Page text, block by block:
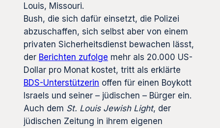
Louis, Missouri.
Bush, die sich dafür einsetzt, die Polizei
abzuschaffen, sich selbst aber von einem
privaten Sicherheitsdienst bewachen lässt,
der Berichten zufolge mehr als 20.000 US-
Dollar pro Monat kostet, tritt als erklärte
BDS-Unterstützerin offen für einen Boykott
Israels und seiner – jüdischen – Bürger ein.
Auch dem St. Louis Jewish Light, der
jüdischen Zeitung in ihrem eigenen